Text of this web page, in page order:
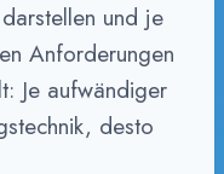
und je
Anforderungen
Je aufwändiger
desto